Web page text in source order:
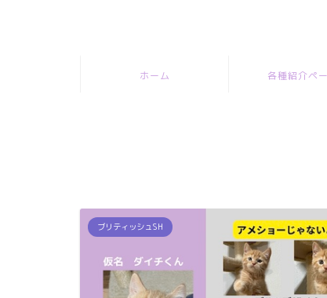
ホーム 各種紹介ペ
ブリティッシュSH